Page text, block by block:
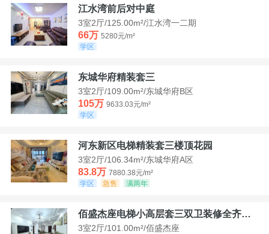
江水湾前后对中庭
3室2厅/125.00m²/江水湾一二期
66万 5280元/m²
学区
东城华府精装套三
3室2厅/109.00m²/东城华府B区
105万 9633.03元/m²
学区
河东新区电梯精装套三楼顶花园
3室2厅/106.34m²/东城华府A区
83.8万 7880.38元/m²
学区
急售 满两年
佰盛杰座电梯小高层套三双卫装修全齐诚意出售
3室2厅/101.00m²/佰盛杰座